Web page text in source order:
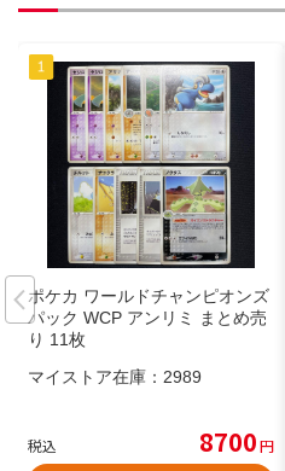
ポケカ ワールドチャンピオンズ
パック WCP アンリミ まとめ売
り 11枚
マイストア在庫： 2989
税込 8700円